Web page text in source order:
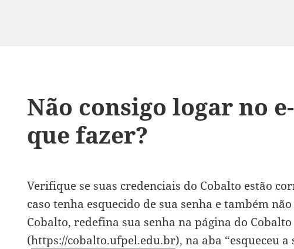
Não consigo logar no
que fazer?
Verifique se suas credenciais do Cobalto estão
caso tenha esquecido de sua senha e também
Cobalto, redefina sua senha na página do Cobalto
(https://cobalto.ufpel.edu.br), na aba “esqueceu a